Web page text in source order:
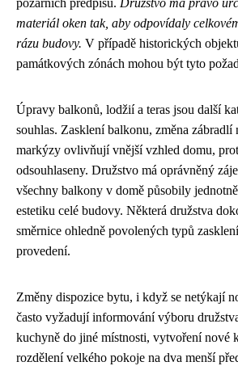
požárních předpisů. Družstvo má právo
materiál oken tak, aby odpovídaly
rázu budovy. V případě historických
památkových zónách mohou být tyto
Úpravy balkonů, lodžií a teras jsou další
souhlas. Zasklení balkonu, změna zábradlí
markýzy ovlivňují vnější vzhled domu,
odsouhlaseny. Družstvo má oprávněný
všechny balkony v domě působily
estetiku celé budovy. Některá družstva
směrnice ohledně povolených typů
provedení.
Změny dispozice bytu, i když se netýkají
často vyžadují informování výboru
kuchyně do jiné místnosti, vytvoření nové
rozdělení velkého pokoje na dva menší